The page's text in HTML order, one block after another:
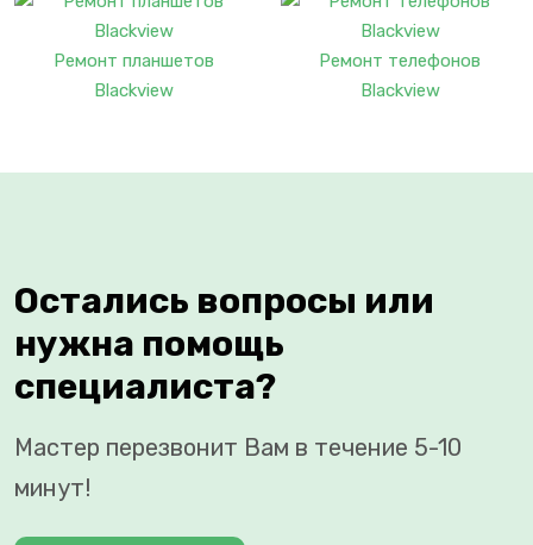
Ремонт планшетов
Blackview
Ремонт телефонов
Blackview
Остались вопросы или
нужна помощь
специалиста?
Мастер перезвонит Вам в течение 5-10
минут!